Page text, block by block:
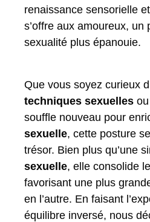
renaissance sensorielle
s’offre aux amoureux, un
sexualité plus épanouie.
Que vous soyez curieux
techniques sexuelles
souffle nouveau pour
sexuelle, cette posture
trésor. Bien plus qu’une
sexuelle, elle consolide
favorisant une plus
en l’autre. En faisant
équilibre inversé, nous